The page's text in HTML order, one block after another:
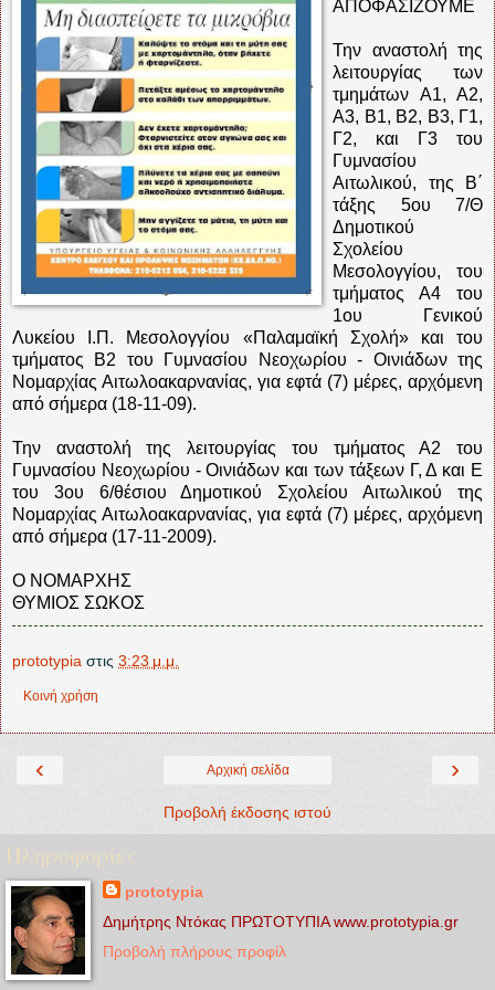
ΑΠΟΦΑΣΙΖΟΥΜΕ
Την αναστολή της
λειτουργίας των
τμημάτων Α1, Α2,
Α3, Β1, Β2, Β3, Γ1,
Γ2, και Γ3 του
Γυμνασίου
Αιτωλικού, της Β΄
τάξης 5ου 7/Θ
Δημοτικού
Σχολείου
Μεσολογγίου, του
τμήματος Α4 του
1ου Γενικού
Λυκείου Ι.Π. Μεσολογγίου «Παλαμαϊκή Σχολή» και του
τμήματος Β2 του Γυμνασίου Νεοχωρίου - Οινιάδων της
Νομαρχίας Αιτωλοακαρνανίας, για εφτά (7) μέρες, αρχόμενη
από σήμερα (18-11-09).
Την αναστολή της λειτουργίας του τμήματος Α2 του
Γυμνασίου Νεοχωρίου - Οινιάδων και των τάξεων Γ, Δ και Ε
του 3ου 6/θέσιου Δημοτικού Σχολείου Αιτωλικού της
Νομαρχίας Αιτωλοακαρνανίας, για εφτά (7) μέρες, αρχόμενη
από σήμερα (17-11-2009).
Ο ΝΟΜΑΡΧΗΣ
ΘΥΜΙΟΣ ΣΩΚΟΣ
prototypia στις 3:23 μ.μ.
Κοινή χρήση
‹ ›
Αρχική σελίδα
Προβολή έκδοσης ιστού
Πληροφορίες
prototypia
Δημήτρης Ντόκας ΠΡΩΤΟΤΥΠΙΑ www.prototypia.gr
Προβολή πλήρους προφίλ